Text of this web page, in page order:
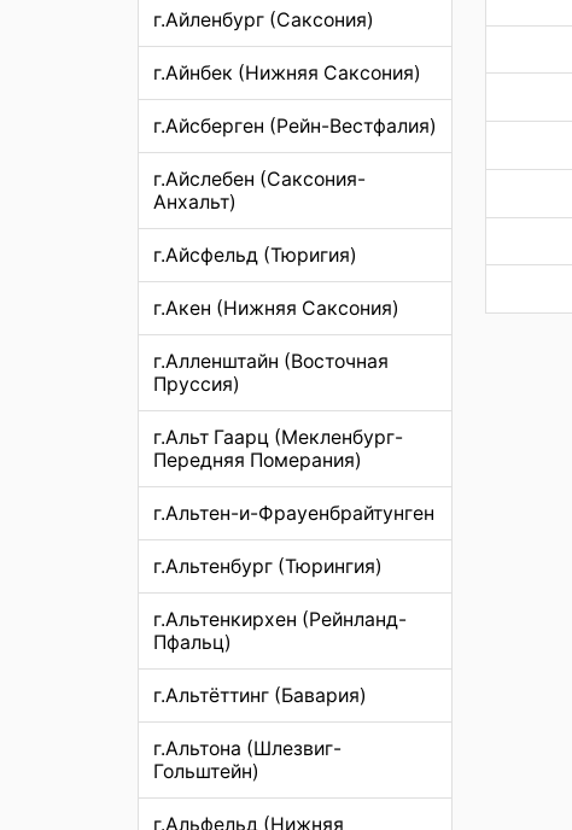
г.Айленбург (Саксония)
г.Айнбек (Нижняя Саксония)
г.Айсберген (Рейн-Вестфалия)
г.Айслебен (Саксония-
Анхальт)
г.Айсфельд (Тюригия)
г.Акен (Нижняя Саксония)
г.Алленштайн (Восточная
Пруссия)
г.Альт Гаарц (Мекленбург-
Передняя Померания)
г.Альтен-и-Фрауенбрайтунген
г.Альтенбург (Тюрингия)
г.Альтенкирхен (Рейнланд-
Пфальц)
г.Альтёттинг (Бавария)
г.Альтона (Шлезвиг-
Гольштейн)
г.Альфельд (Нижняя